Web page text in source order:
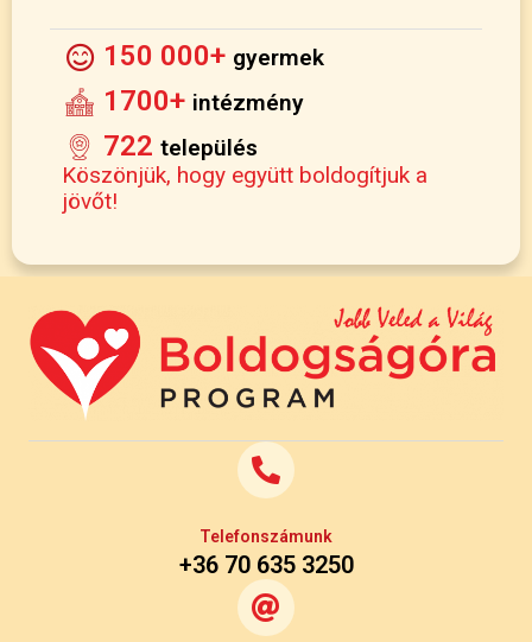
150 000+ gyermek
1700+ intézmény
722 település
Köszönjük, hogy együtt boldogítjuk a
jövőt!
Telefonszámunk
+36 70 635 3250